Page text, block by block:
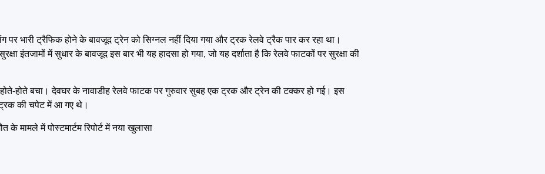
पर भारी ट्रैफिक होने के बावजूद ट्रेन को सिग्नल नहीं दिया गया और ट्रक रेलवे ट्रैक पार कर रहा था।
इंतजामों में सुधार के बावजूद इस बार भी यह हादसा हो गया, जो यह दर्शाता है कि रेलवे फाटकों पर सुरक्षा की
होते बचा। देवघर के नावाडीह रेलवे फाटक पर गुरुवार सुबह एक ट्रक और ट्रेन की टक्कर हो गई। इस
ट्रक की चपेट में आ गए थे।
मामले में पोस्टमार्टम रिपोर्ट में नया खुलासा